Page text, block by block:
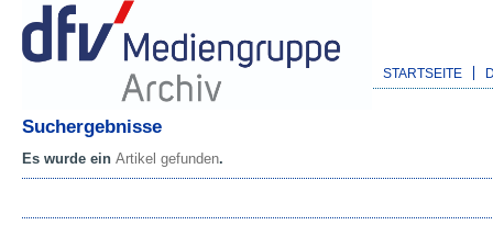
STARTSEITE
Suchergebnisse
Es wurde ein Artikel gefunden.